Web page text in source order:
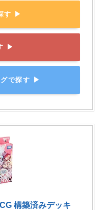
す ▶
▶
で探す ▶
構築済みデッキ